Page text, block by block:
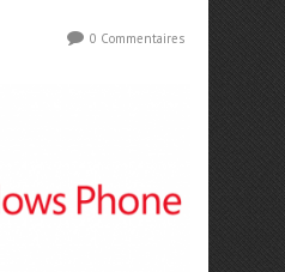
0 Commentaires